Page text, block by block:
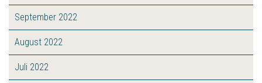
September 2022
August 2022
Juli 2022